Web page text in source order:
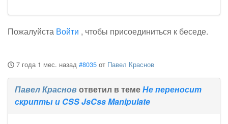
Пожалуйста Войти , чтобы присоединиться к беседе.
7 года 1 мес. назад #8035 от Павел Краснов
Павел Красновответил в темеНе переносит
скрипты и CSS JsCss Manipulate